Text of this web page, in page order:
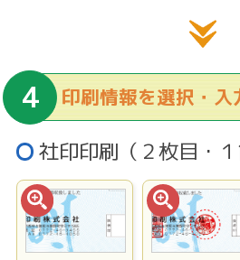
印刷情報を選択・入
社印印刷（２枚目・１